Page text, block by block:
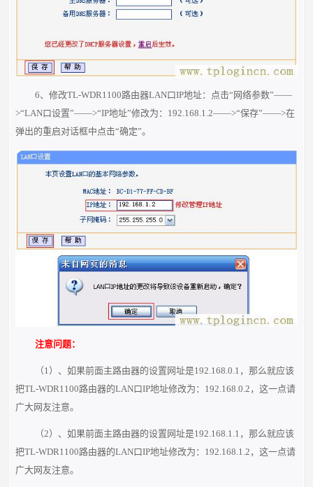
6、修改TL-WDR1100路由器LAN口IP地址：点击“网络参数”——
>“LAN口设置”——>“IP地址”修改为：192.168.1.2——>“保存”——>在
弹出的重启对话框中点击“确定”。
注意问题：
（1）、如果前面主路由器的设置网址是192.168.0.1，那么就应该
把TL-WDR1100路由器的LAN口IP地址修改为：192.168.0.2，这一点请
广大网友注意。
（2）、如果前面主路由器的设置网址是192.168.1.1，那么就应该
把TL-WDR1100路由器的LAN口IP地址修改为：192.168.1.2，这一点请
广大网友注意。